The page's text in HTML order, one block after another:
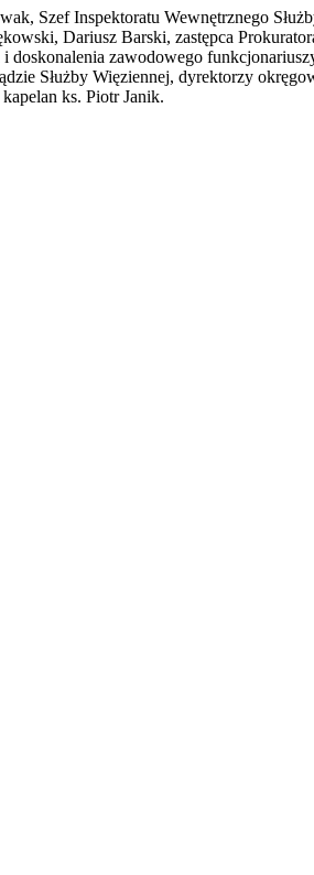
Szef Inspektoratu Wewnętrznego
Dariusz Barski, zastępca
i doskonalenia zawodowego
Służby Więziennej, dyrektorzy
ks. Piotr Janik.